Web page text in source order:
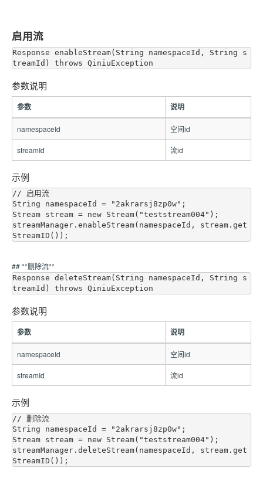
启用流
Response enableStream(String namespaceId, String s
参数说明
参数 说明
namespaceId 空间id
streamId 流id
示例
// 启用流
String namespaceId = "2akrarsj8zp0w";
Stream stream = new Stream("teststream004");
streamManager.enableStream(namespaceId, stream.get
## **删除流**
Response deleteStream(String namespaceId, String s
参数说明
参数 说明
namespaceId 空间id
streamId 流id
示例
// 删除流
String namespaceId = "2akrarsj8zp0w";
Stream stream = new Stream("teststream004");
streamManager.deleteStream(namespaceId, stream.get